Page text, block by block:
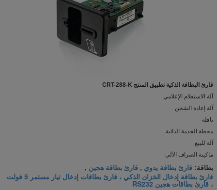
قارئ البطاقة الذكية تطبيق المنتج CRT-288-K
آلة الاستعلام الإعلامي
آلة إعادة الشحن
ناقلة
محطة الخدمة الذاتية
آلة للبيع
ماكينة الصراف الآلي
بطاقة: قارئ بطاقة يدوي , قارئ بطاقة هجين ,
قارئ بطاقة إدخال الخزان الذكي ، قارئ بطاقات إدخال تيار مستمر 5 فولت
، قارئ بطاقات هجين RS232